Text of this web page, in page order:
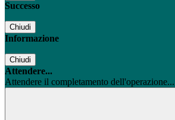
Successo
Chiudi
Informazione
Chiudi
Attendere...
Attendere il completamento dell'operazione...